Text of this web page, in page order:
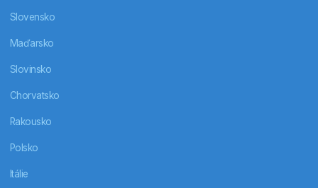
Slovensko
Maďarsko
Slovinsko
Chorvatsko
Rakousko
Polsko
Itálie